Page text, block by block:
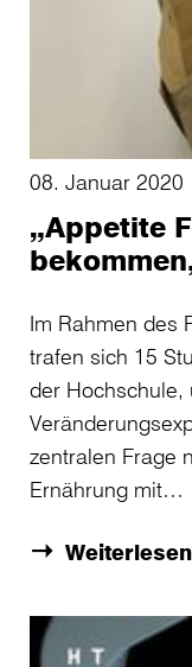
08. Januar 2020
„Appetite
Im Rahmen des
trafen sich 15
der Hochschule,
zentralen Frage
Ernährung mit…
Weiterlesen